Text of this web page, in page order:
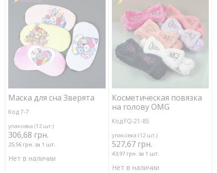
Маска для сна Зверята
Код 7-7
упаковка (12 шт.)
306,68 грн.
25,56 грн. за 1 шт.
Нет в наличии
Косметическая повязка
на голову OMG
Код FQ-21-85
упаковка (12 шт.)
527,67 грн.
43,97 грн. за 1 шт.
Нет в наличии